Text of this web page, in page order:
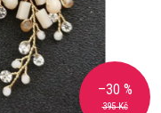
395 Kč
–30 %